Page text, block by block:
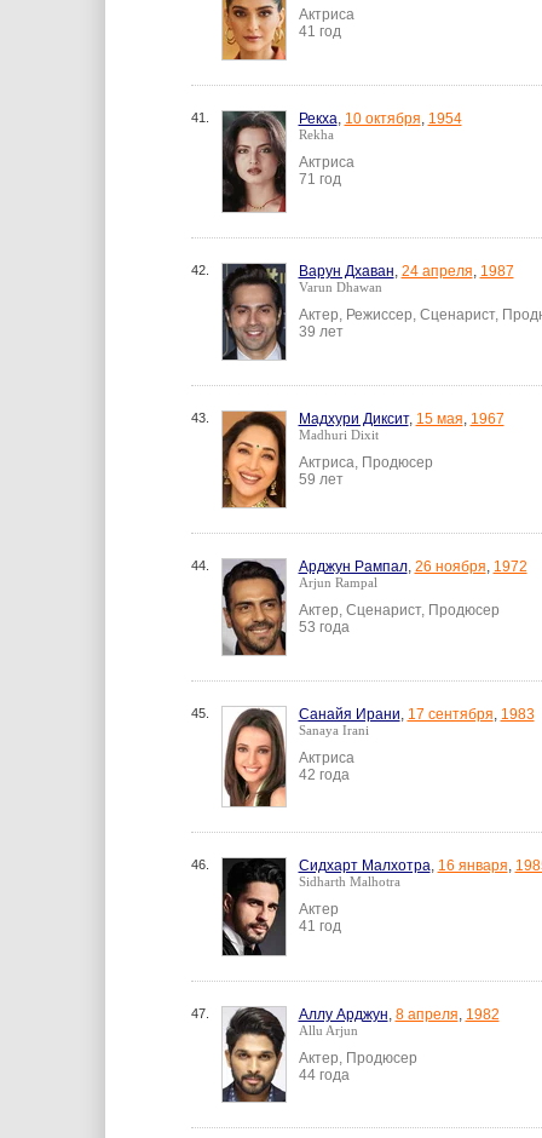
Актриса
41 год
41. Рекха, 10 октября, 1954
Rekha
Актриса
71 год
42. Варун Дхаван, 24 апреля, 1987
Varun Dhawan
Актер, Режиссер, Сценарист,
39 лет
43. Мадхури Диксит, 15 мая, 1967
Madhuri Dixit
Актриса, Продюсер
59 лет
44. Арджун Рампал, 26 ноября, 1972
Arjun Rampal
Актер, Сценарист, Продюсер
53 года
45. Санайя Ирани, 17 сентября, 1983
Sanaya Irani
Актриса
42 года
46. Сидхарт Малхотра, 16 января,
Sidharth Malhotra
Актер
41 год
47. Аллу Арджун, 8 апреля, 1982
Allu Arjun
Актер, Продюсер
44 года